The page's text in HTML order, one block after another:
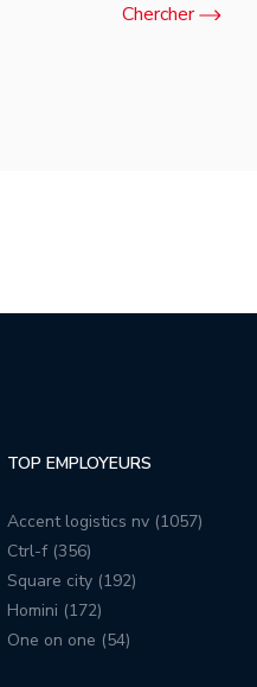
Chercher
TOP EMPLOYEURS
Accent logistics nv (1057)
Ctrl-f (356)
Square city (192)
Homini (172)
One on one (54)